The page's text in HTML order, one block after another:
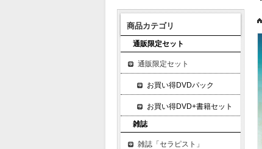
商品カテゴリ
通販限定セット
通販限定セット
お買い得DVDパック
お買い得DVD+書籍セット
雑誌
雑誌「セラピスト」